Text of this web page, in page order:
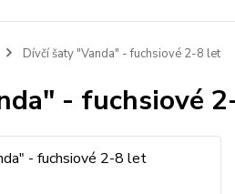
Dívčí šaty "Vanda" - fuchsiové 2-8 let
- fuchsiové